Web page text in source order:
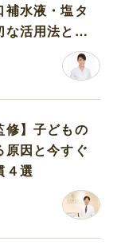
水液・塩タ
な活用法と水
修】子どもの
原因と今すぐ
４選